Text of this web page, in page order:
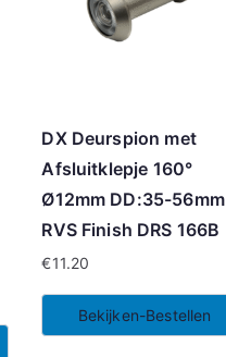
DX Deurspion met
Afsluitklepje 160°
Ø12mm DD:35-56mm
RVS Finish DRS 166B
€11.20
Bekijken-Bestellen